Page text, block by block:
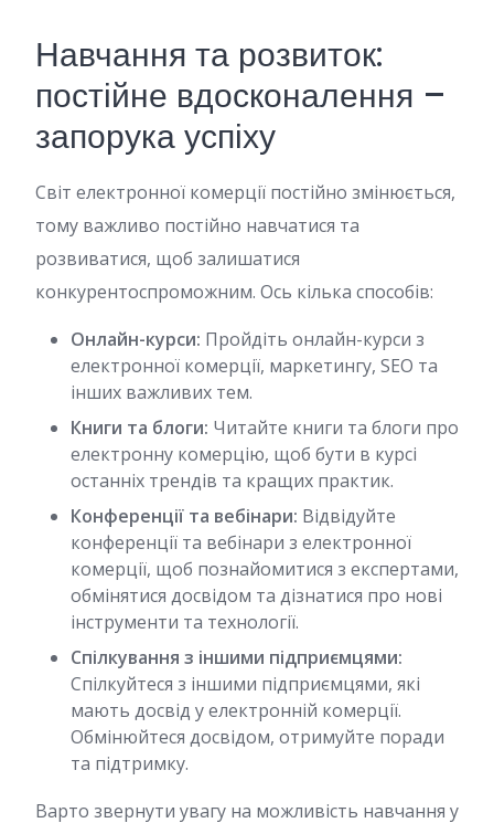
Навчання та розвиток:
постійне вдосконалення –
запорука успіху
Світ електронної комерції постійно змінюється,
тому важливо постійно навчатися та
розвиватися, щоб залишатися
конкурентоспроможним. Ось кілька способів:
Онлайн-курси: Пройдіть онлайн-курси з
електронної комерції, маркетингу, SEO та
інших важливих тем.
Книги та блоги: Читайте книги та блоги про
електронну комерцію, щоб бути в курсі
останніх трендів та кращих практик.
Конференції та вебінари: Відвідуйте
конференції та вебінари з електронної
комерції, щоб познайомитися з експертами,
обмінятися досвідом та дізнатися про нові
інструменти та технології.
Спілкування з іншими підприємцями:
Спілкуйтеся з іншими підприємцями, які
мають досвід у електронній комерції.
Обмінюйтеся досвідом, отримуйте поради
та підтримку.
Варто звернути увагу на можливість навчання у